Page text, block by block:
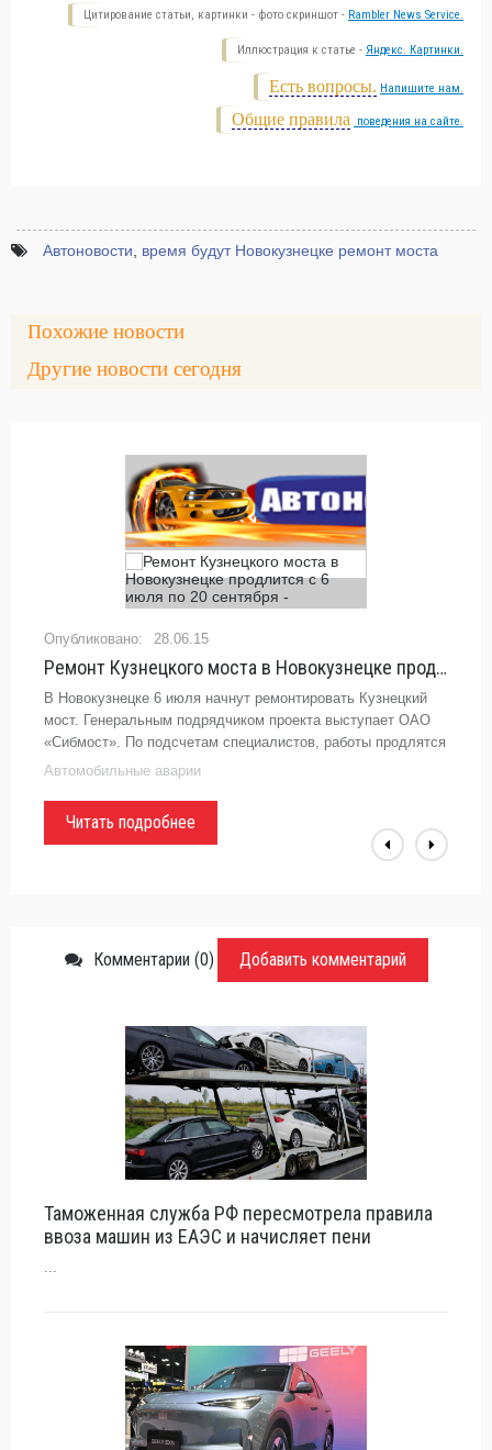
Цитирование статьи, картинки - фото скриншот - Rambler News Service.
Иллюстрация к статье - Яндекс. Картинки.
Есть вопросы. Напишите нам.
Общие правила поведения на сайте.
Автоновости время будут Новокузнецке ремонт моста
Похожие новости
Другие новости сегодня
28.06.15
Ремонт Кузнецкого моста в Новокузнецке продлится с 6 июля по 20 сентября -
В Новокузнецке 6 июля начнут ремонтировать Кузнецкий
мост. Генеральным подрядчиком проекта выступает ОАО
«Сибмост». По подсчетам специалистов, работы продлятся
до сентября, сообщает портал Сибдепо со ссылкой на
Автомобильные аварии
Читать подробнее
Комментарии (0) Добавить комментарий
Таможенная служба РФ пересмотрела правила
ввоза машин из ЕАЭС и начисляет пени